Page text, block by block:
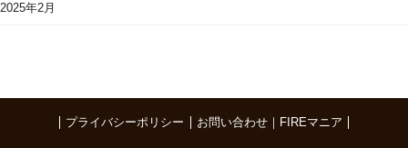
2025年2月
プライバシーポリシー お問い合わせ｜FIREマニア